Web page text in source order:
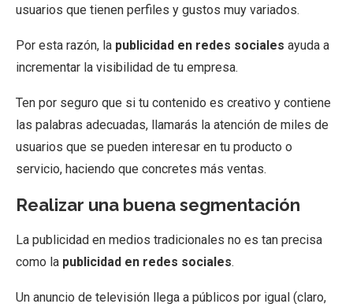
usuarios que tienen perfiles y gustos muy variados.
Por esta razón, la publicidad en redes sociales ayuda a
incrementar la visibilidad de tu empresa.
Ten por seguro que si tu contenido es creativo y contiene
las palabras adecuadas, llamarás la atención de miles de
usuarios que se pueden interesar en tu producto o
servicio, haciendo que concretes más ventas.
Realizar una buena segmentación
La publicidad en medios tradicionales no es tan precisa
como la publicidad en redes sociales.
Un anuncio de televisión llega a públicos por igual (claro,